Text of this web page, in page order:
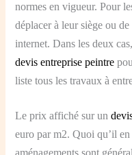
normes en vigueur. Pour
déplacer à leur siège ou
internet. Dans les deux
devis entreprise peintre
liste tous les travaux à
Le prix affiché sur un
euro par m2. Quoi qu’il
aménagements sont